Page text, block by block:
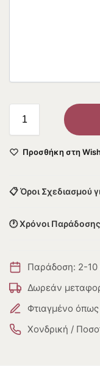
Προσθήκη στη
📋 Όροι Σχεδιασμού
🕐 Χρόνοι
Παράδοση: 2-10
Δωρεάν
Φτιαγμένο όπως
Χονδρική /